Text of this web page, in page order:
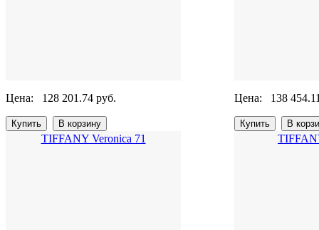
Цена: 128 201.74 руб. Цена: 138
TIFFANY Veronica 71